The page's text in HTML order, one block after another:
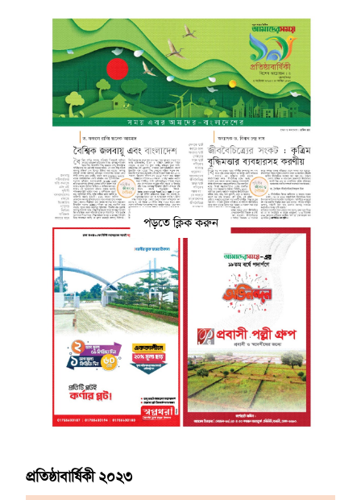
পড়তে ক্লিক করুন
প্রতিষ্ঠাবার্ষিকী ২০২৩